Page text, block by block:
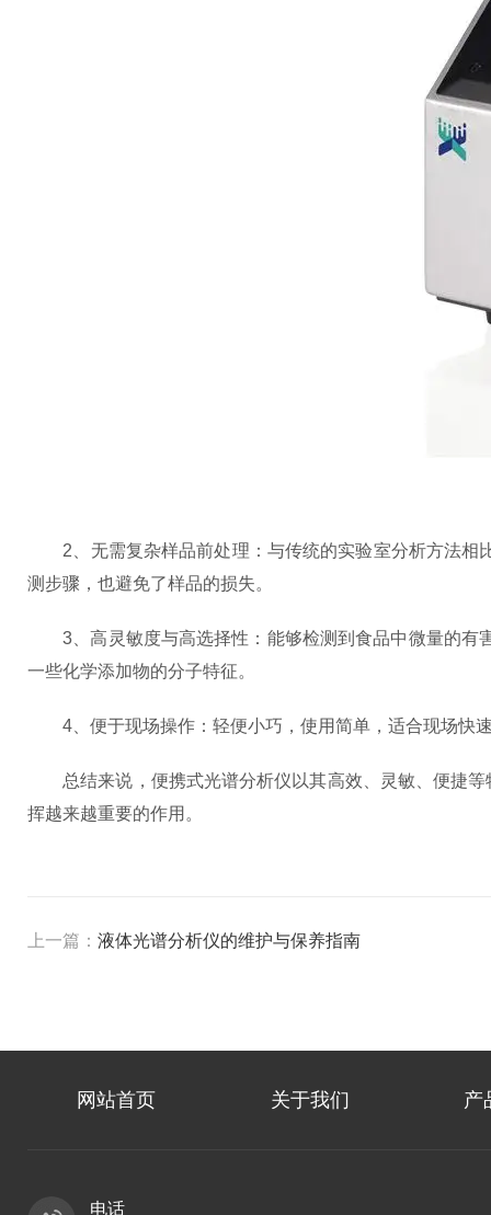
2、无需复杂样品前处理：与传统的实验室分析方法相
测步骤，也避免了样品的损失。
3、高灵敏度与高选择性：能够检测到食品中微量的有
一些化学添加物的分子特征。
4、便于现场操作：轻便小巧，使用简单，适合现场快速
总结来说，便携式光谱分析仪以其高效、灵敏、便捷等
挥越来越重要的作用。
上一篇： 液体光谱分析仪的维护与保养指南
网站首页 关于我们 产
电话